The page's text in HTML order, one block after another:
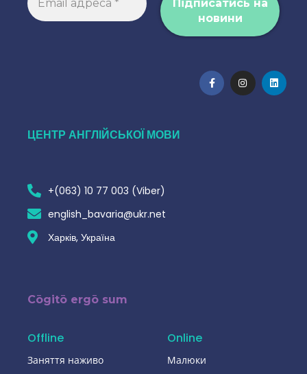
ЦЕНТР АНГЛІЙСЬКОЇ МОВИ
+(063) 10 77 003 (Viber)
english_bavaria@ukr.net
Харків, Україна
Cōgitō ergō sum
Offline
Заняття наживо
Online
Малюки